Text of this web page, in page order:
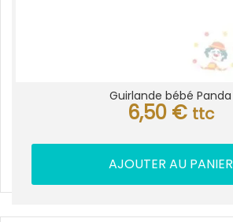
Guirlande bébé Panda
6,50 € ttc
AJOUTER AU PANIER